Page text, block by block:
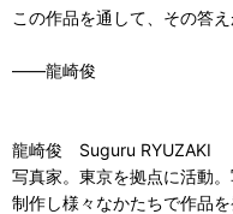
この作品を通して、その答
――龍崎俊
龍崎俊 Suguru RYUZAKI
写真家。東京を拠点に活動
制作し様々なかたちで作品